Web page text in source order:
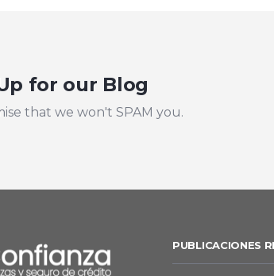
for our Blog
that we won't SPAM you.
PUBLICACIONES